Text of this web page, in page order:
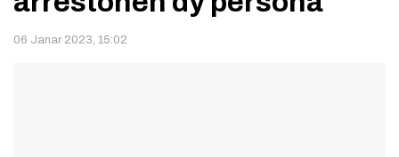
06 Janar 2023, 15:02